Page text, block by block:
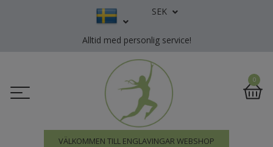
SEK
Alltid med personlig service!
VÄLKOMMEN TILL ENGLAVINGAR WEBSHOP
0